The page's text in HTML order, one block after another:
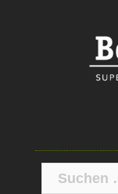
Suchen
nach: